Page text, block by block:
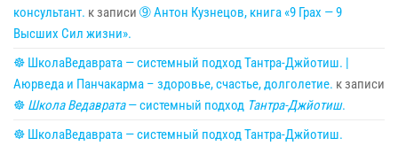
консультант. к записи ➈ Антон Кузнецов, книга «9 Грах — 9
Высших Сил жизни».
☸ ШколаВедаврата — системный подход Тантра-Джйотиш. |
Аюрведа и Панчакарма – здоровье, счастье, долголетие. к записи
☸ Школа Ведаврата— системный подход Тантра-Джйотиш.
☸ ШколаВедаврата — системный подход Тантра-Джйотиш.